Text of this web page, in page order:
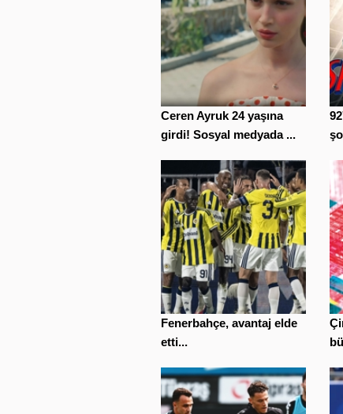
Ceren Ayruk 24 yaşına
girdi! Sosyal medyada ...
Fenerbahçe, avantaj elde
etti...